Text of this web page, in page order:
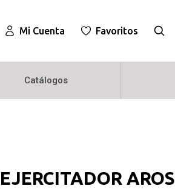
Mi Cuenta Favoritos
Catálogos
EJERCITADOR AROS